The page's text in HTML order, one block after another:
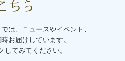
は、ニュースやイベント、
お届けしています。
してみてください。